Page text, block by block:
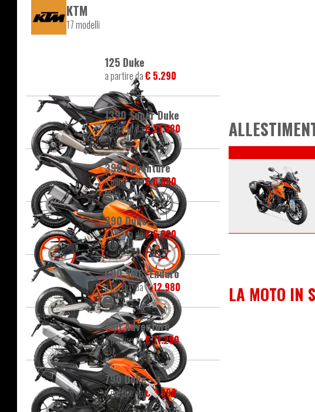
KTM
17 modelli
125 Duke
a partire da€ 5.290
1390 Super Duke
a partire da€ 21.980
390 Adventure
a partire da€ 6.090
390 Duke
a partire da€ 6.090
690 SMC/Enduro
a partire da€ 12.980
790 Adventure
a partire da€ 11.290
790 Duke
a partire da€ 8.590
LA MOTO IN